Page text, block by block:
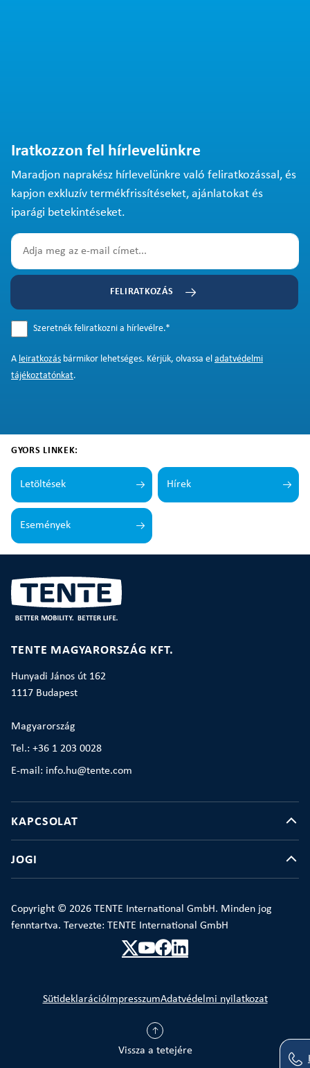
Iratkozzon fel hírlevelünkre
Maradjon naprakész hírlevelünkre való feliratkozással, és
kapjon exkluzív termékfrissítéseket, ajánlatokat és
iparági betekintéseket.
FELIRATKOZÁS
Szeretnék feliratkozni a hírlevélre.*
A leiratkozás bármikor lehetséges. Kérjük, olvassa el adatvédelmi
tájékoztatónkat.
GYORS LINKEK:
Letöltések Hírek
Események
TENTE MAGYARORSZÁG KFT.
Hunyadi János út 162
1117 Budapest
Magyarország
Tel.: +36 1 203 0028
E-mail: info.hu@tente.com
KAPCSOLAT
JOGI
Copyright © 2026 TENTE International GmbH. Minden jog
fenntartva. Tervezte: TENTE International GmbH
Vissza a tetejére
SütideklarációImpresszumAdatvédelmi nyilatkozat